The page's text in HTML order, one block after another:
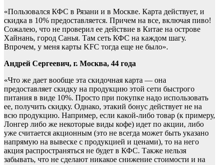
«Пользовался КФС в Рязани и в Москве. Карта действует, и
скидка в 10% предоставляется. Причем на все, включая пиво!
Сожалею, что не проверил ее действие в Китае на острове
Хайнань, город Санья. Там сеть КФС на каждом шагу.
Впрочем, у меня карты KFC тогда еще не было».
Андрей Сергеевич, г. Москва, 44 года
«Что же дает вообще эта скидочная карта — она
предоставляет скидку на продукцию этой сети быстрого
питания в виде 10%. Просто при покупке надо использовать
ее, получить скидку. Однако, этакий бонус действует не на
всю продукцию. Например, если какой-либо товар (к примеру,
Лонгер либо же некоторые виды кофе) идет по акции, либо
уже считается акционным (это не всегда может быть указано
напрямую на вывеске с продукцией и ценами), то на него
акция распространяться не будет в КФС. Также нельзя
забывать, что не сделают никакое снижение стоимости и на